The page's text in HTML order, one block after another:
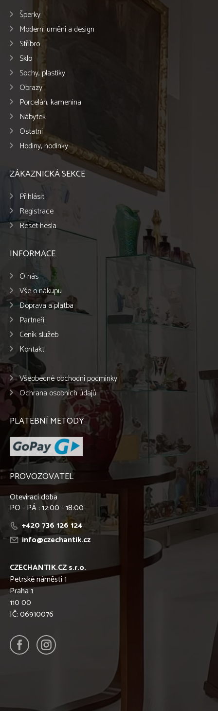
Šperky
Moderní umění a design
Stříbro
Sklo
Sochy, plastiky
Obrazy
Porcelán, kamenina
Nábytek
Ostatní
Hodiny, hodinky
ZÁKAZNICKÁ SEKCE
Přihlásit
Registrace
Reset hesla
INFORMACE
O nás
Vše o nákupu
Doprava a platba
Partneři
Ceník služeb
Kontakt
Všeobecné obchodní podmínky
Ochrana osobních údajů
PLATEBNÍ METODY
PROVOZOVATEL
Otevírací doba
PO - PÁ : 12:00 - 18:00
+420 736 126 124
info@czechantik.cz
CZECHANTIK.CZ s.r.o.
Petrské náměstí 1
Praha 1
110 00
IČ: 06910076